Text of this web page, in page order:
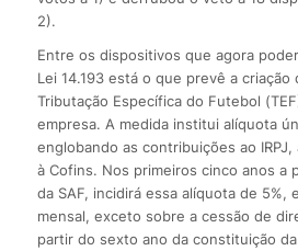
2).
Entre os dispositivos que agora
Lei 14.193 está o que prevê a criação
Tributação Específica do Futebol
empresa. A medida institui alíquota
englobando as contribuições ao IRPJ,
à Cofins. Nos primeiros cinco anos a
da SAF, incidirá essa alíquota de 5%,
mensal, exceto sobre a cessão de
partir do sexto ano da constituição da